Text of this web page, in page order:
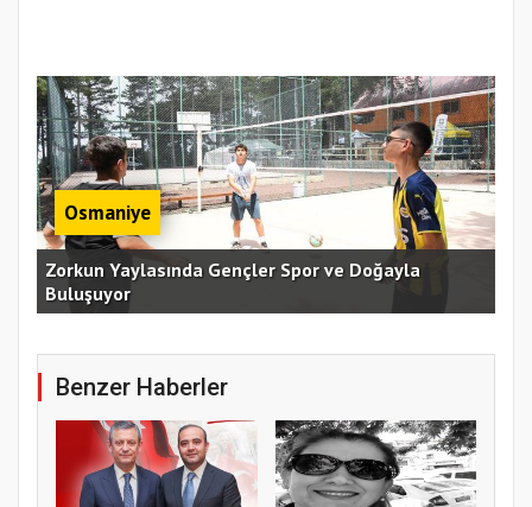
Osmaniye
Zorkun Yaylasında Gençler Spor ve Doğayla
Buluşuyor
Benzer Haberler